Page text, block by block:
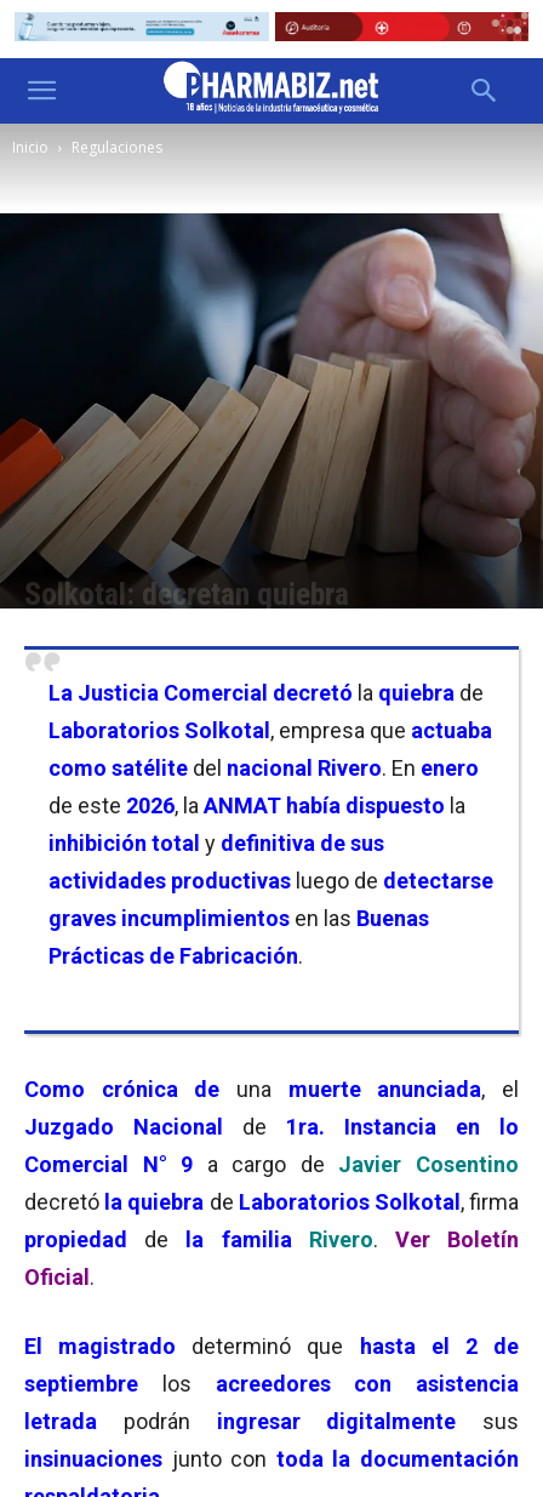
Inicio Regulaciones
Solkotal: decretan quiebra
La Justicia Comercial decretó la quiebra de
Laboratorios Solkotal , empresa que actuaba
como satélite del nacional Rivero. En enero
de este 2026, la ANMAT había dispuesto la
inhibición total y definitiva de sus
actividades productivas luego de detectarse
graves incumplimientos en las Buenas
Prácticas de Fabricación.
Como crónica de una muerte anunciada, el
Juzgado Nacional de 1ra. Instancia en lo
Comercial N° 9 a cargo de Javier Cosentino
decretó la quiebra de Laboratorios Solkotal , firma
propiedad de la familia Rivero. Ver Boletín
Oficial .
El magistrado determinó que
hasta el 2 de
septiembre los acreedores con asistencia
letrada
podrán ingresar digitalmente sus
insinuaciones junto con toda la documentación